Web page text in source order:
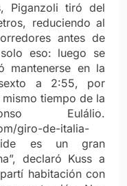
Piganzoli tiró del
reduciendo al
antes de
eso: luego se
mantenerse en la
a 2:55, por
tiempo de la
Eulálio.
giro-de-italia-
es un gran
declaró Kuss a
habitación con